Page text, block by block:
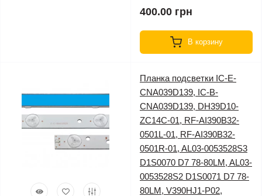
400.00 грн
В корзину
Планка подсветки IC-E-
CNA039D139, IC-B-
CNA039D139, DH39D10-
ZC14C-01, RF-AI390B32-
0501L-01, RF-AI390B32-
0501R-01, AL03-0053528S3
D1S0070 D7 78-80LM, AL03-
0053528S2 D1S0071 D7 78-
80LM, V390HJ1-P02,